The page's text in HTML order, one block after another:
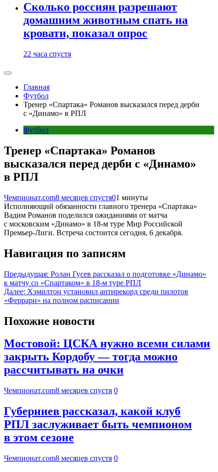
Сколько россиян разрешают
домашним животным спать на
кровати, показал опрос
22 часа спустя
Главная
Футбол
Тренер «Спартака» Романов высказался перед дерби
с «Динамо» в РПЛ
Футбол
Тренер «Спартака» Романов
высказался перед дерби с «Динамо»
в РПЛ
Чемпионат.com8 месяцев спустя01 минуты
Исполняющий обязанности главного тренера «Спартака»
Вадим Романов поделился ожиданиями от матча
с московским «Динамо» в 18-м туре Мир Российской
Премьер-Лиги. Встреча состоится сегодня, 6 декабря.
Навигация по записям
Предыдущая: Ролан Гусев рассказал о подготовке «Динамо»
к матчу со «Спартаком» в 18-м туре РПЛ
Далее: Хэмилтон установил антирекорд среди пилотов
«Феррари» на полном расписании
Похожие новости
Мостовой: ЦСКА нужно всеми силами
закрыть Кордобу — тогда можно
рассчитывать на очки
Чемпионат.com8 месяцев спустя 0
Губерниев рассказал, какой клуб
РПЛ заслуживает быть чемпионом
в этом сезоне
Чемпионат.com8 месяцев спустя 0